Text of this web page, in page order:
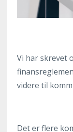
Vi har skrevet
videre til
Det er flere